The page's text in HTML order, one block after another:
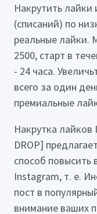
Накрутить
(списаний) по
реальные лайки.
2500, старт в
- 24 часа.
всего за один
премиальные
Накрутка
DROP]
способ повысить
Instagram, т. е.
пост в
внимание ваших